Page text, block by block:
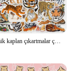
50 adet komik kaplan çıkartmalar çocuklar için sevimli karikatür hayvanlar çıkartmaları dizüstü bagaj kaykay bisiklet karalama defteri çocuk oyuncağı Sticker